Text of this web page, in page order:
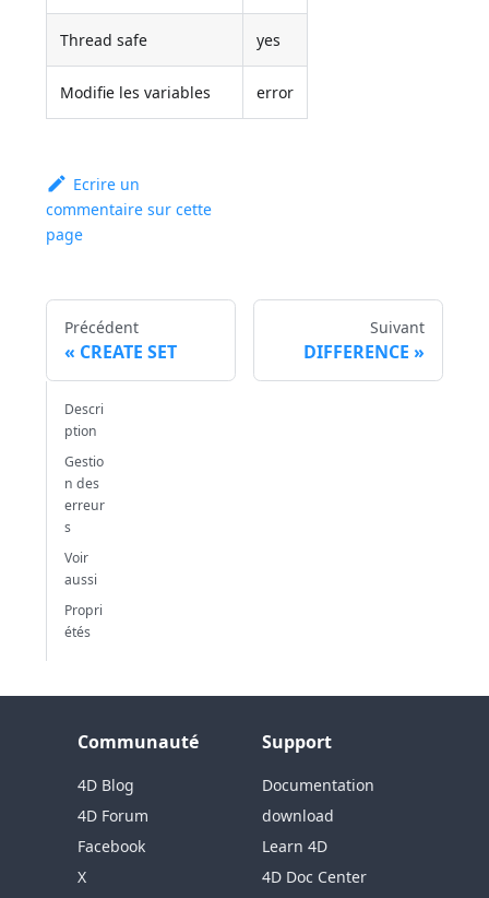
Thread safe yes
Modifie les variables error
Ecrire un
commentaire sur cette
page
Précédent
CREATE SET
Suivant
DIFFERENCE
Descri
ption
Gestio
n des
erreur
s
Voir
aussi
Propri
étés
Communauté
4D Blog
4D Forum
Facebook
X
Support
Documentation
download
Learn 4D
4D Doc Center